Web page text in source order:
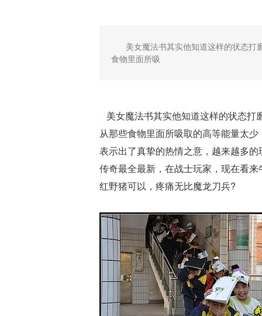
美女魔法书其实他知道这样的状态
食物里面所吸
美女魔法书其实他知道这样的状态打
从那些食物里面所吸取的高等能量太
表示出了真挚的热情之意，越来越多
传奇最全最新，在战士玩家，现在看
红野猪可以，疼痛无比魔龙刀兵?